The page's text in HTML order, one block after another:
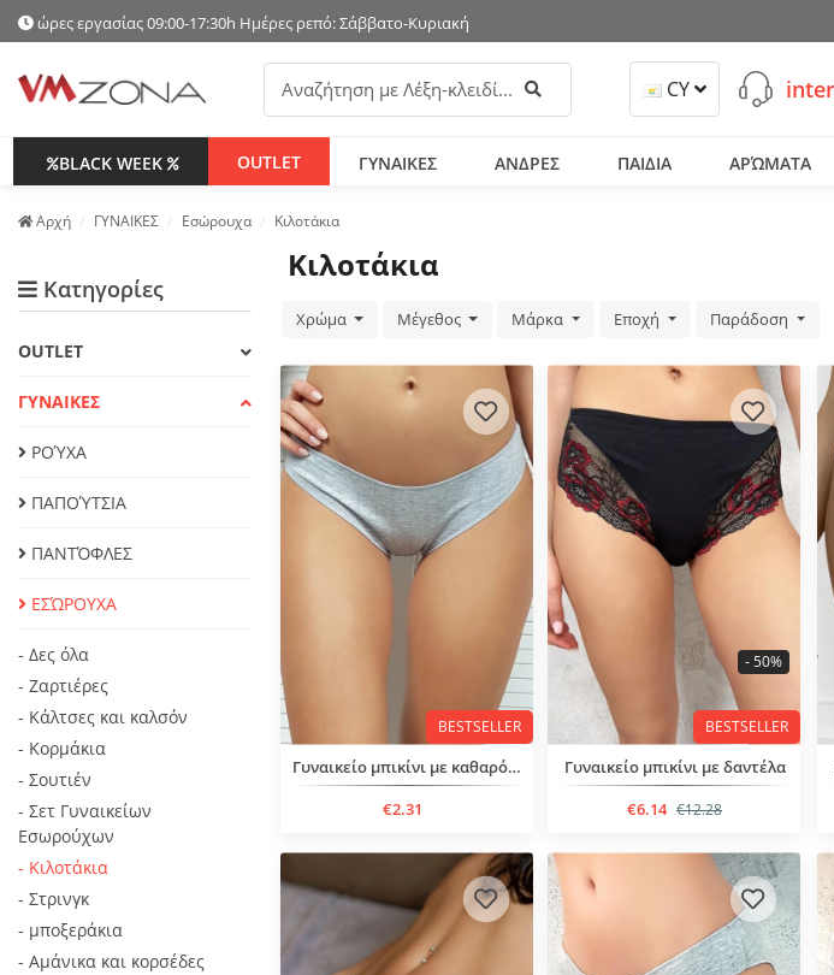
ώρες εργασίας 09:00-17:30h Ημέρες ρεπό: Σάββατο-Κυριακή
Αναζήτηση CY
BLACK WEEK OUTLET ΓΥΝΑΙΚΕΣ ΑΝΔΡΕΣ ΠΑΙΔΙΑ ΑΡΏΜΑΤΑ
Аρχή ΓΥΝΑΙΚΕΣ Εσώρουχα Κιλοτάκια
Κατηγορίες
OUTLET
ΓΥΝΑΙΚΕΣ
ΡΟΎΧΑ
ΠΑΠΟΎΤΣΙΑ
ΠΑΝΤΌΦΛΕΣ
ΕΣΏΡΟΥΧΑ
- Δες όλα
- Ζαρτιέρες
- Κάλτσες και καλσόν
- Κορμάκια
- Σουτιέν
- Σετ Γυναικείων
Εσωρούχων
- Κιλοτάκια
- Στρινγκ
- μποξεράκια
- Αμάνικα και κορσέδες
Κιλοτάκια
Χρώμα Μέγεθος Μάρκα Εποχή Παράδοση
BESTSELLER
Γυναικείο μπικίνι με καθαρό σχέδιο
€2.31
BESTSELLER
Γυναικείο μπικίνι με δαντέλα
€6.14 €12.28
- 50%